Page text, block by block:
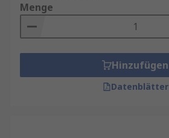
Menge
Hinzufügen
Datenblätter